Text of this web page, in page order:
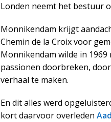
Londen neemt het bestuur
Monnikendam krijgt
Chemin de la Croix voor
Monnikendam wilde in
passionen doorbreken,
verhaal te maken.
En dit alles werd
kort daarvoor overleden